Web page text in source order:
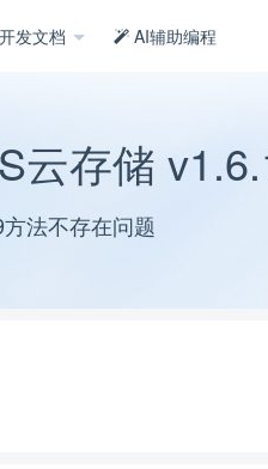
开发文档 AI辅助编程
云存储
法不存在问题